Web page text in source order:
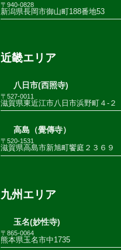
〒940-0828
新潟県長岡市御山町188番地53
近畿エリア
八日市(西照寺)
〒527-0011
滋賀県東近江市八日市浜野町４-２
高島（覺傳寺）
〒520-1531
滋賀県高島市新旭町饗庭２３６９
九州エリア
玉名(妙性寺)
〒865-0064
熊本県玉名市中1735